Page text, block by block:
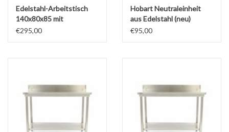
Edelstahl-Arbeitstisch
140x80x85 mit
Grundplatte (Neu !!)
€295,00
Hobart Neutraleinheit
aus Edelstahl (neu)
€95,00